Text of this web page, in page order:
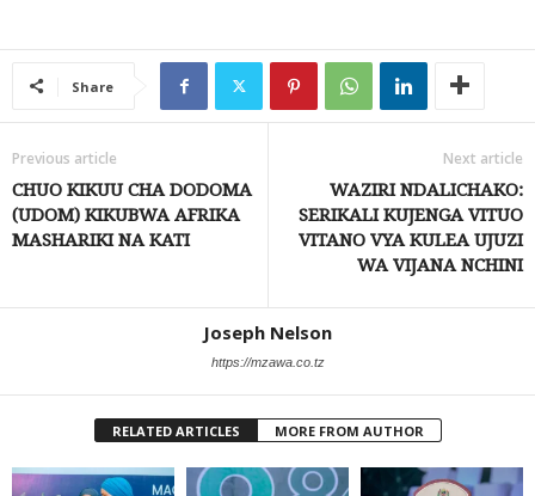
Share
Previous article
CHUO KIKUU CHA DODOMA
(UDOM) KIKUBWA AFRIKA
MASHARIKI NA KATI
Next article
WAZIRI NDALICHAKO:
SERIKALI KUJENGA VITUO
VITANO VYA KULEA UJUZI
WA VIJANA NCHINI
Joseph Nelson
https://mzawa.co.tz
RELATED ARTICLES MORE FROM AUTHOR